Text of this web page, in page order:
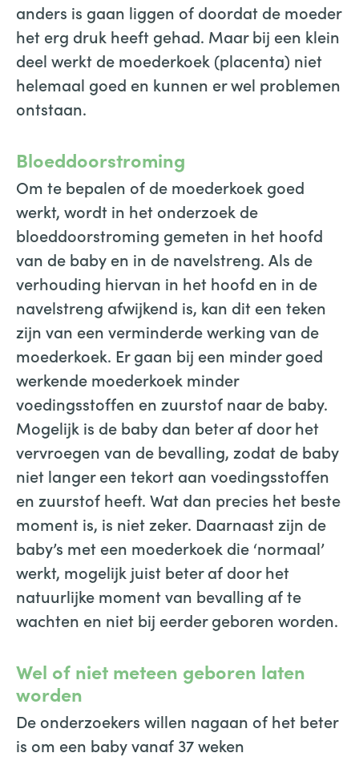
anders is gaan liggen of doordat de moeder
het erg druk heeft gehad. Maar bij een klein
deel werkt de moederkoek (placenta) niet
helemaal goed en kunnen er wel problemen
ontstaan.
Bloeddoorstroming
Om te bepalen of de moederkoek goed
werkt, wordt in het onderzoek de
bloeddoorstroming gemeten in het hoofd
van de baby en in de navelstreng. Als de
verhouding hiervan in het hoofd en in de
navelstreng afwijkend is, kan dit een teken
zijn van een verminderde werking van de
moederkoek. Er gaan bij een minder goed
werkende moederkoek minder
voedingsstoffen en zuurstof naar de baby.
Mogelijk is de baby dan beter af door het
vervroegen van de bevalling, zodat de baby
niet langer een tekort aan voedingsstoffen
en zuurstof heeft. Wat dan precies het beste
moment is, is niet zeker. Daarnaast zijn de
baby’s met een moederkoek die ‘normaal’
werkt, mogelijk juist beter af door het
natuurlijke moment van bevalling af te
wachten en niet bij eerder geboren worden.
Wel of niet meteen geboren laten
worden
De onderzoekers willen nagaan of het beter
is om een baby vanaf 37 weken